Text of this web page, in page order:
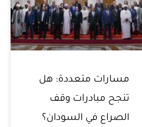
مسارات متعددة: هل
تنجح مبادرات وقف
الصراع في السودان؟